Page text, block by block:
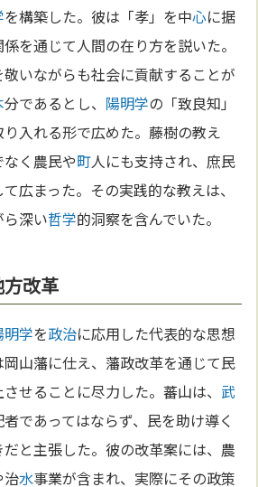
を構築した。彼は「孝」を中心に据
を通じて人間の在り方を説いた。
いながらも社会に貢献することが
分であるとし、 陽明学の「致良知」
入れる形で広めた。藤樹の教え
く農民や町人にも支持され、庶民
広まった。その実践的な教えは、
深い哲学的洞察を含んでいた。
改革
明学を政治に応用した代表的な思想
山藩に仕え、藩政改革を通じて民
せることに尽力した。蕃山は、 武
であってはならず、民を助け導く
と主張した。彼の改革案には、農
治水事業が含まれ、実際にその政策